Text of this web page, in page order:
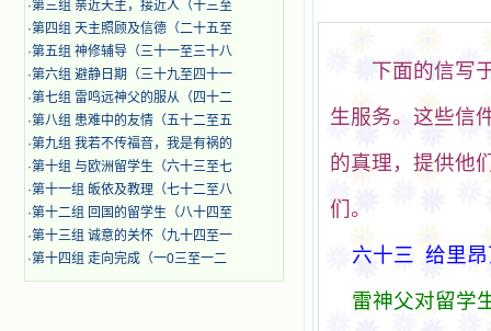
·第三组 亲近天主，接近人（十三至
·第四组 天主照顾及信德（二十五至
·第五组 神修辅导（三十一至三十八
·第六组 避静日期（三十九至四十一
·第七组 雷鸣远神父的服从（四十二
·第八组 患难中的友情（五十二至五
·第九组 我若不传福音，我是有祸的
·第十组 与欧洲留学生（六十三至七
·第十一组 皈依及教理（七十二至八
·第十二组 回国的留学生（八十四至
·第十三组 诚意的关怀（九十四至一
·第十四组 走向完成（一0三至一二
下面的信写
生服务。 这些信
的真理，提供他
们。
六十三 给里昂
雷神父对留学